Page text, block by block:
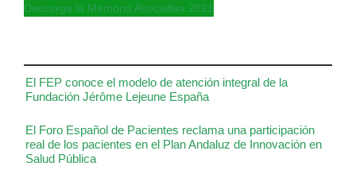
El FEP conoce el modelo de atención integral de la
Fundación Jérôme Lejeune España
El Foro Español de Pacientes reclama una participación
real de los pacientes en el Plan Andaluz de Innovación en
Salud Pública
Descarga la Memoria Asociativa 2021